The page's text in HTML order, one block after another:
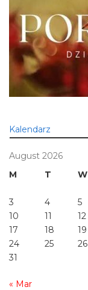
Kalendarz
August 2026
M
T W
3
4 5
10
11 12
17
18 19
24
25 26
31
« Mar